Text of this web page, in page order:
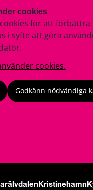
cookies
för att
i syfte att göra
cookies.
Godkänn nödvändiga
Kristinehamn